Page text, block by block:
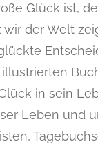
Glück ist,
der Welt
in sein
Leben und